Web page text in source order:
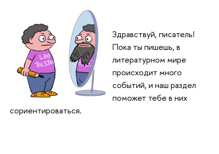
Здравствуй, писатель!
Пока ты пишешь, в
литературном мире
происходит много
событий, и наш раздел
поможет тебе в них
сориентироваться.